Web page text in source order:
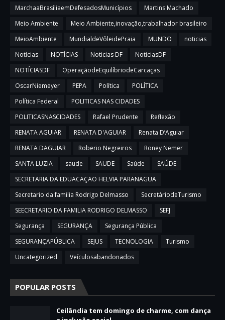
MarchaaBrasíliaemDefesadosMunicípios
Martins Machado
Meio Ambiente
Meio Ambiente,inovação,trabalhador brasileiro
MeioAmbiente
MundialdeVôleidePraia MUNDO
noticias
Notícias
NOTÍCIAS Noticias DF
NoticiasDF
NOTÍCIASDF
OperaçãodeEquilíbriodeCarcaças
OscarNiemeyer
PEPA Política
POLÍTICA
Política Federal
POLITICAS NAS CIDADES
POLITICASNASCIDADES
Rafael Prudente
Reflexão
RENATA AGUIAR
RENATA D'AGUIAR
Renata D’Aguiar
RENATA DAGUIAR
Roberio Negreiros
Roney Nemer
SANTA LUZIA
saude SAUDE Saúde
SAÚDE
SECRETARIA DA EDUACAÇAO HELVIA PARANAGUA
Secretario da familia Rodrigo Delmasso
SecretáriodeTurismo
SEECRETARIO DA FAMILIA RODRIGO DELMASSO
SEFJ
Segurança
SEGURANÇA
Segurança Pública
SEGURANÇAPÚBLICA
SEJUS TECNOLOGIA
Turismo
Uncategorized
Veículosabandonados
POPULAR POSTS
Ceilândia tem domingo de charme, com dança